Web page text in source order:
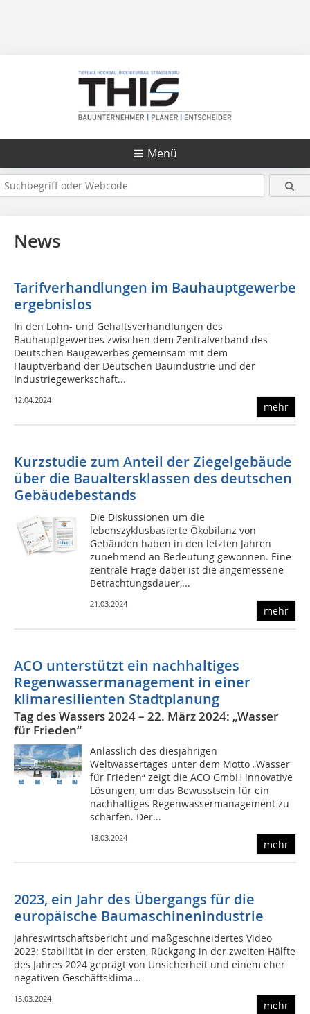
Menü
News
Tarifverhandlungen im Bauhauptgewerbe
ergebnislos
In den Lohn- und Gehaltsverhandlungen des
Bauhauptgewerbes zwischen dem Zentralverband des
Deutschen Baugewerbes gemeinsam mit dem
Hauptverband der Deutschen Bauindustrie und der
Industriegewerkschaft...
12.04.2024
mehr
Kurzstudie zum Anteil der Ziegelgebäude
über die Baualtersklassen des deutschen
Gebäudebestands
Die Diskussionen um die
lebenszyklusbasierte Ökobilanz von
Gebäuden haben in den letzten Jahren
zunehmend an Bedeutung gewonnen. Eine
zentrale Frage dabei ist die angemessene
Betrachtungsdauer,...
21.03.2024
mehr
ACO unterstützt ein nachhaltiges
Regenwassermanagement in einer
klimaresilienten Stadtplanung
Tag des Wassers 2024 – 22. März 2024: „Wasser
für Frieden“
Anlässlich des diesjährigen
Weltwassertages unter dem Motto „Wasser
für Frieden“ zeigt die ACO GmbH innovative
Lösungen, um das Bewusstsein für ein
nachhaltiges Regenwassermanagement zu
schärfen. Der...
18.03.2024
mehr
2023, ein Jahr des Übergangs für die
europäische Baumaschinenindustrie
Jahreswirtschaftsbericht und maßgeschneidertes Video
2023: Stabilität in der ersten, Rückgang in der zweiten Hälfte
des Jahres 2024 geprägt von Unsicherheit und einem eher
negativen Geschäftsklima...
15.03.2024
mehr